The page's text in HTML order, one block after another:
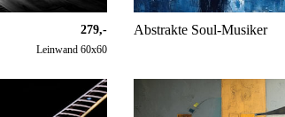
279,-
Leinwand 60x60
Abstrakte Soul-Musiker